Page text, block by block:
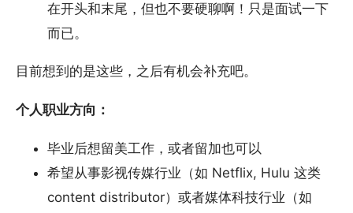
在开头和末尾，但也不要硬聊啊！只是面试一下
而已。
目前想到的是这些，之后有机会补充吧。
个人职业方向：
毕业后想留美工作，或者留加也可以
希望从事影视传媒行业（如 Netflix, Hulu 这类
content distributor）或者媒体科技行业（如